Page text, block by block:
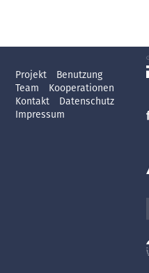
Projekt
Benutzung
Team
Kooperationen
Kontakt
Datenschutz
Impressum